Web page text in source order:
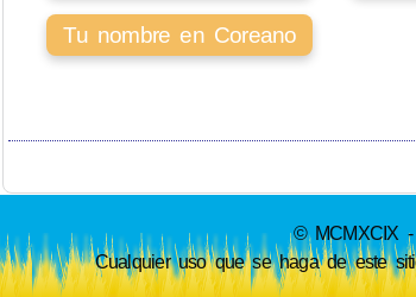
Tu nombre en Coreano
© MCMXCIX -
Cualquier uso que se haga de este